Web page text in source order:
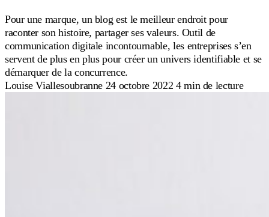
Pour une marque, un blog est le meilleur endroit pour
raconter son histoire, partager ses valeurs. Outil de
communication digitale incontournable, les entreprises s’en
servent de plus en plus pour créer un univers identifiable et se
démarquer de la concurrence.
Louise Viallesoubranne 24 octobre 2022 4 min de lecture